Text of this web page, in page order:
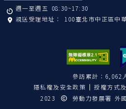
週一至週五 08:30~17:30
親送受理地址： 100臺北市中正區中
參訪累計：6,062
隱私權及安全政策
授權方式
2023
勞動力發展署 外